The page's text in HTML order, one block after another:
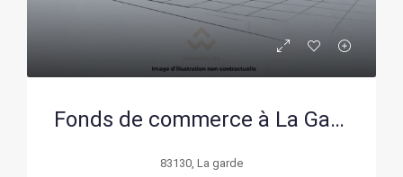
Fonds de commerce à La Garde (83130) dans une zone dynamique, fort potentiel
83130, La garde